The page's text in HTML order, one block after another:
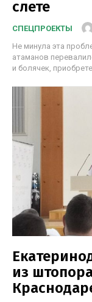
слете
СПЕЦПРОЕКТЫ
Не минула эта
атаманов
и болячек,
из